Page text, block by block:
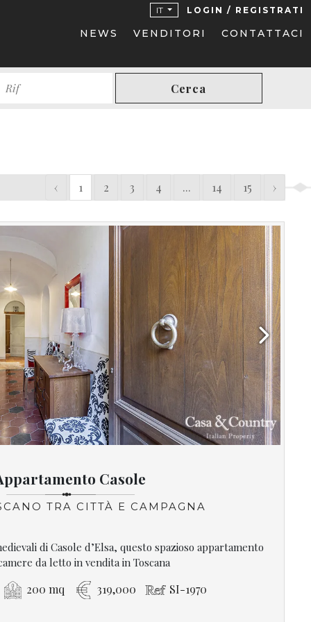
IT LOGIN / REGISTRATI
NEWS VENDITORI CONTATTACI
Cerca
‹ 1 2 3 4 ... 14 15 ›
Next
Casole
TRA CITTÀ E CAMPAGNA
di Casole d’Elsa, questo spazioso appartamento
da letto in vendita in Toscana
200 mq 319,000 SI-1970